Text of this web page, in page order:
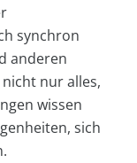
synchron
anderen
nur alles,
wissen
sich